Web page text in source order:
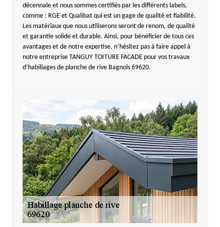
décennale et nous sommes certifiés par les différents labels,
comme : RGE et Qualibat qui est un gage de qualité et fiabilité.
Les matériaux que nous utiliserons seront de renom, de qualité
et garantie solide et durable. Ainsi, pour bénéficier de tous ces
avantages et de notre expertise, n’hésitez pas à faire appel à
notre entreprise TANGUY TOITURE FACADE pour vos travaux
d’habillages de planche de rive Bagnols 69620.